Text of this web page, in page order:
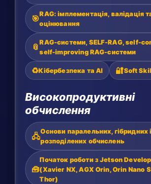
🎯RAG: імплементація, валідація
оцінювання
📎RAG-системи, SELF-RAG, self-
self-improving RAG-системи
♻️Кібербезпека та AI 🔐Soft
Високопродуктивні
обчислення
🖧Основи паралельних, гібридних і
розподілених обчислень
🧰
Початок роботи з Jetson
(Xavier NX, AGX Orin, Orin Nano
Thor)